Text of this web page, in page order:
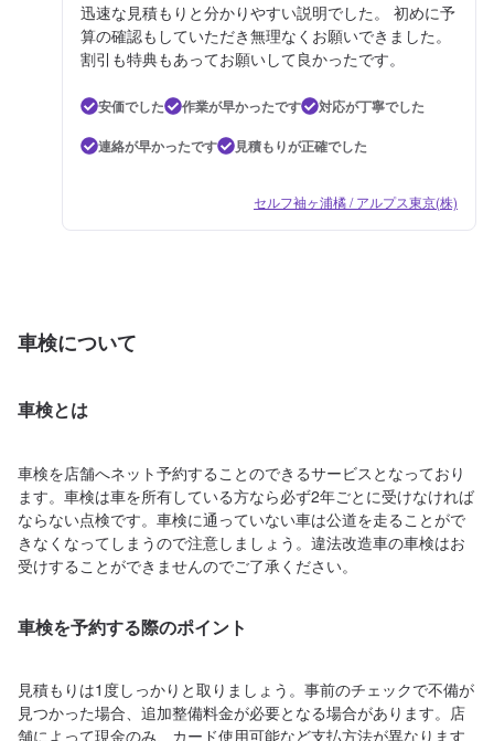
迅速な見積もりと分かりやすい説明でした。 初めに予
算の確認もしていただき無理なくお願いできました。
割引も特典もあってお願いして良かったです。
安価でした 作業が早かったです
対応が丁寧でした
連絡が早かったです
見積もりが正確でした
セルフ袖ヶ浦橘 / アルプス東京(株)
車検について
車検とは
車検を店舗へネット予約することのできるサービスとなっており
ます。車検は車を所有している方なら必ず2年ごとに受けなければ
ならない点検です。車検に通っていない車は公道を走ることがで
きなくなってしまうので注意しましょう。違法改造車の車検はお
受けすることができませんのでご了承ください。
車検を予約する際のポイント
見積もりは1度しっかりと取りましょう。事前のチェックで不備が
見つかった場合、追加整備料金が必要となる場合があります。店
舗によって現金のみ、カード使用可能など支払方法が異なります